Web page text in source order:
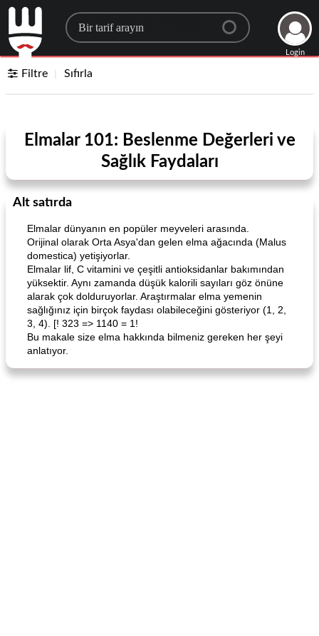
Search for a recipe
Login
Filtre Sıfırla
Elmalar 101: Beslenme Değerleri ve
Sağlık Faydaları
Alt satırda
Elmalar dünyanın en popüler meyveleri arasında.
Orijinal olarak Orta Asya'dan gelen elma ağacında (Malus
domestica) yetişiyorlar.
Elmalar lif, C vitamini ve çeşitli antioksidanlar bakımından
yüksektir. Aynı zamanda düşük kalorili sayıları göz önüne
alarak çok dolduruyorlar. Araştırmalar elma yemenin
sağlığınız için birçok faydası olabileceğini gösteriyor (1, 2,
3, 4). [! 323 => 1140 = 1!
Bu makale size elma hakkında bilmeniz gereken her şeyi
anlatıyor.